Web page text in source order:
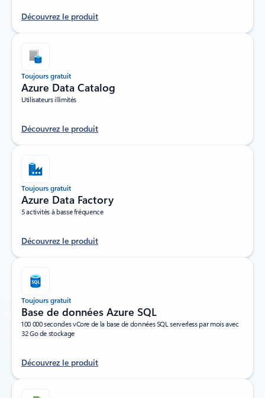
Découvrez le produit
Toujours gratuit
Azure Data Catalog
Utilisateurs illimités
Découvrez le produit
Toujours gratuit
Azure Data Factory
5 activités à basse fréquence
Découvrez le produit
Toujours gratuit
Base de données Azure SQL
100 000 secondes vCore de la base de données SQL serverless par mois avec
32 Go de stockage
Découvrez le produit